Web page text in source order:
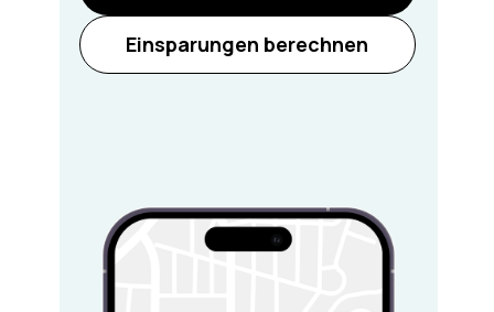
Einsparungen berechnen